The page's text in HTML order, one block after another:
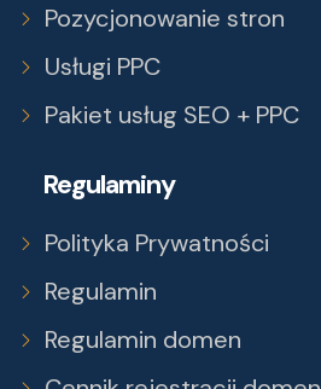
Pozycjonowanie stron
Usługi PPC
Pakiet usług SEO + PPC
Regulaminy
Polityka Prywatności
Regulamin
Regulamin domen